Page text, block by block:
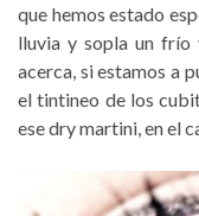
que hemos estado
lluvia y sopla un frío
acerca, si estamos a
el tintineo de los
ese dry martini, en el